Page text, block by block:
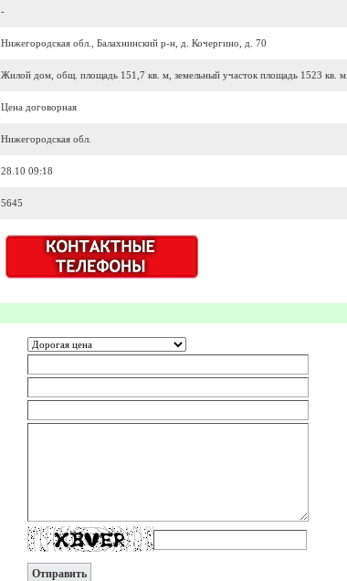
-
Нижегородская обл., Балахнинский р-н, д. Кочергино, д. 70
Жилой дом, общ. площадь 151,7 кв. м, земельный участок площадь 1523 кв. м.
Цена договорная
Нижегородская обл.
28.10 09:18
5645